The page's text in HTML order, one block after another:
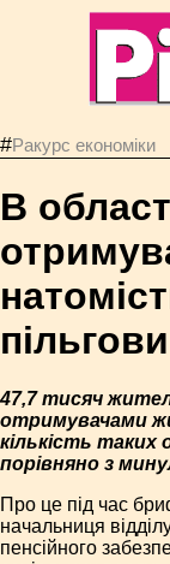
#Ракурс економiки
В
47,7 тисяч
отримувачами
кількість
порівняно з
Про це під час
начальниця
пенсійного